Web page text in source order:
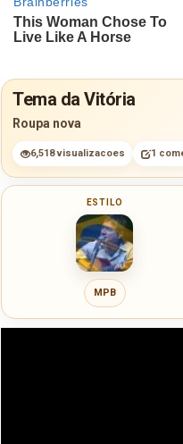
Tema da Vitória
Roupa nova
6,518 visualizacoes 1
ESTILO
MPB